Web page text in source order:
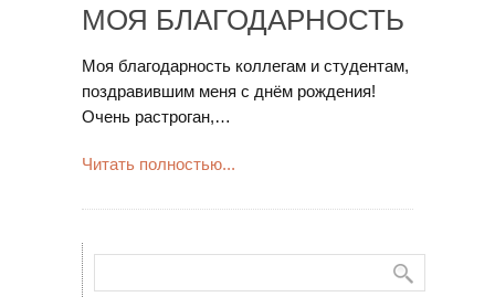
МОЯ БЛАГОДАРНОСТЬ
Моя благодарность коллегам и студентам,
поздравившим меня с днём рождения!
Очень растроган,…
Читать полностью...